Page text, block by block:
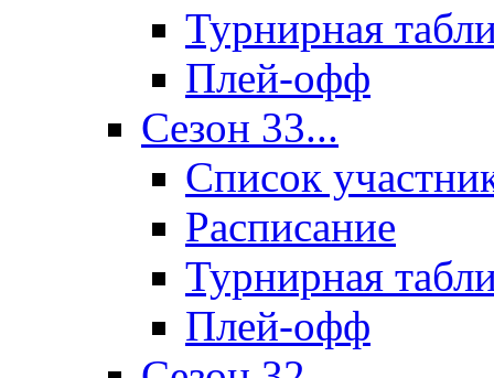
Турнирная
Плей-офф
Сезон 33...
Список
Расписание
Турнирная
Плей-офф